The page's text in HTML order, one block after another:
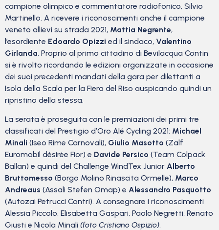
campione olimpico e commentatore radiofonico, Silvio
Martinello. A ricevere i riconoscimenti anche il campione
veneto allievi su strada 2021, Mattia Negrente,
l’esordiente Edoardo Opizzi ed il sindaco, Valentino
Girlanda. Proprio al primo cittadino di Bevilacqua Contin
si è rivolto ricordando le edizioni organizzate in occasione
dei suoi precedenti mandati della gara per dilettanti a
Isola della Scala per la Fiera del Riso auspicando quindi un
ripristino della stessa.
La serata è proseguita con le premiazioni dei primi tre
classificati del Prestigio d’Oro Alé Cycling 2021: Michael
Minali (Iseo Rime Carnovali), Giulio Masotto (Zalf
Euromobil désirée Fior) e Davide Persico (Team Colpack
Ballan) e quindi del Challenge WindTex Junior Alberto
Bruttomesso (Borgo Molino Rinascita Ormelle), Marco
Andreaus (Assali Stefen Omap) e Alessandro Pasquotto
(Autozai Petrucci Contri). A consegnare i riconoscimenti
Alessia Piccolo, Elisabetta Gaspari, Paolo Negretti, Renato
Giusti e Nicola Minali (foto Cristiano Ospizio).